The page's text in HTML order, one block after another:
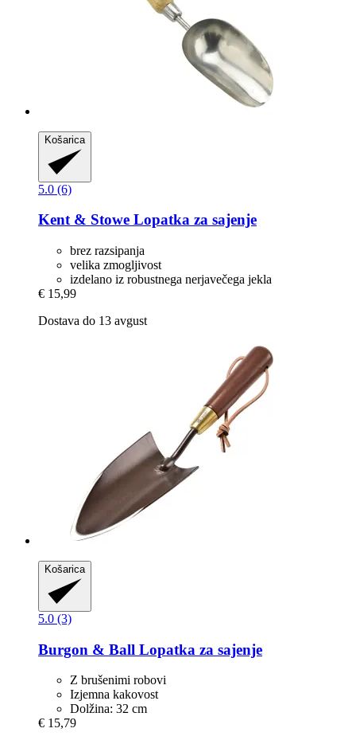
Košarica
5.0 (6)
Kent & Stowe Lopatka za sajenje
brez razsipanja
velika zmogljivost
izdelano iz robustnega nerjavečega jekla
€ 15,99
Dostava do 13 avgust
Košarica
5.0 (3)
Burgon & Ball Lopatka za sajenje
Z brušenimi robovi
Izjemna kakovost
Dolžina: 32 cm
€ 15,79